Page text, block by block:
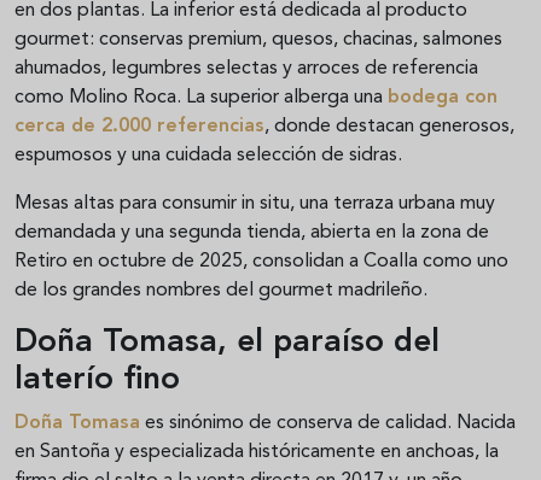
en dos plantas. La inferior está dedicada al producto
gourmet: conservas premium, quesos, chacinas, salmones
ahumados, legumbres selectas y arroces de referencia
como Molino Roca. La superior alberga una bodega con
cerca de 2.000 referencias, donde destacan generosos,
espumosos y una cuidada selección de sidras.
Mesas altas para consumir in situ, una terraza urbana muy
demandada y una segunda tienda, abierta en la zona de
Retiro en octubre de 2025, consolidan a Coalla como uno
de los grandes nombres del gourmet madrileño.
Doña Tomasa, el paraíso del
laterío fino
Doña Tomasa es sinónimo de conserva de calidad. Nacida
en Santoña y especializada históricamente en anchoas, la